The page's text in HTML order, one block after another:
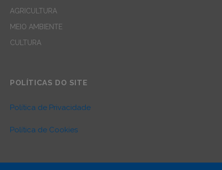
AGRICULTURA
MEIO AMBIENTE
CULTURA
POLÍTICAS DO SITE
Política de Privacidade
Política de Cookies